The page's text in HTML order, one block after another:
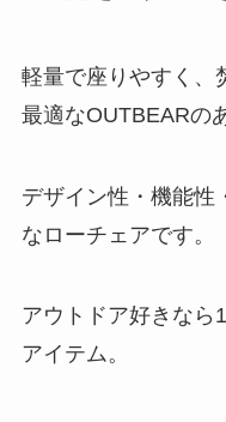
軽量で座りやすく、
最適なOUTBEARの
デザイン性・機能性
なローチェアです。
アウトドア好きなら
アイテム。